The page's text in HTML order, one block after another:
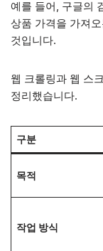
예를 들어, 구글의
상품 가격을 가져
것입니다.
웹 크롤링과 웹 스
정리했습니다.
구분
목적
작업 방식